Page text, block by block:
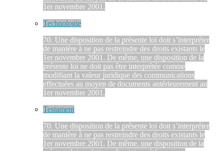
1er novembre 2001.
Technologie
70. Une disposition de la présente loi doit s’interpréter
de manière à ne pas restreindre des droits existants le
1er novembre 2001. De même, une disposition de la
présente loi ne doit pas être interprétée comme
modifiant la valeur juridique des communications
effectuées au moyen de documents antérieurement au
1er novembre 2001.
Testament
70. Une disposition de la présente loi doit s’interpréter
de manière à ne pas restreindre des droits existants le
1er novembre 2001. De même, une disposition de la